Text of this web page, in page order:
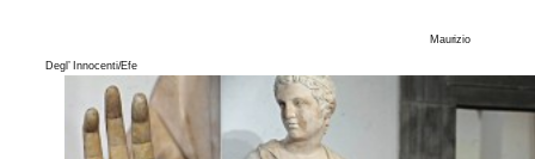
Maurizio
Degl’ Innocenti/Efe